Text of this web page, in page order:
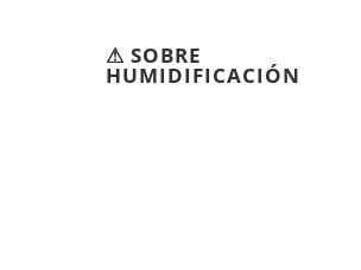
⚠︎ SOBRE
HUMIDIFICACIÓN